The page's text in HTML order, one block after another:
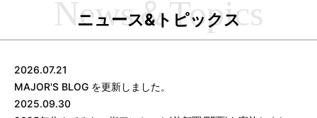
ニュース&トピックス
2026.07.21
MAJOR'S BLOG を更新しました。
2025.09.30